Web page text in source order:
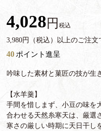
4,028 税込
3,980円（税込）以上のご注文
40 ポイント進呈
吟味した素材と菓匠の技が生
【水羊羹】
手間を惜しまず、小豆の味を
合わせる天然糸寒天は、厳選
寒さの厳しい時期に天日干し